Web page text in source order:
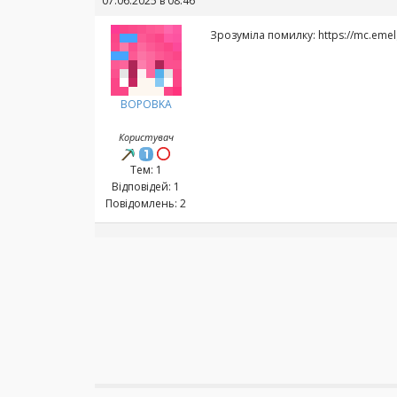
BOPOBKA
Користувач
Тем: 1
Відповідей: 1
Повідомлень: 2
Зрозуміла помилку: https://